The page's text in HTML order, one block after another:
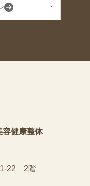
容健康整体
1-22 2階